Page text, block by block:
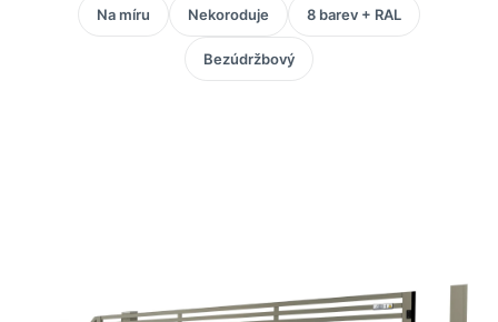
Na míru Nekoroduje 8 barev + RAL
Bezúdržbový